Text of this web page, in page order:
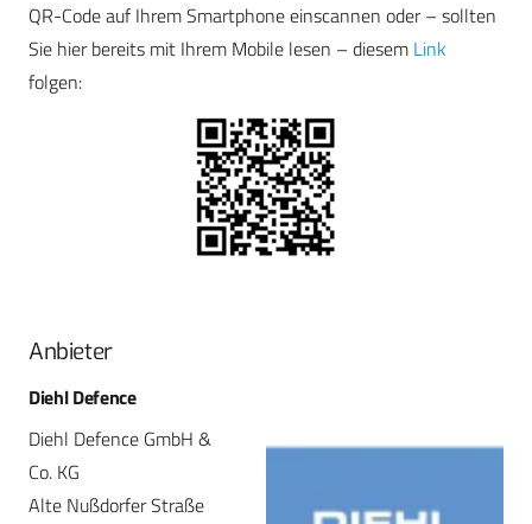
QR-Code auf Ihrem Smartphone einscannen oder – sollten
Sie hier bereits mit Ihrem Mobile lesen – diesem Link
folgen:
Anbieter
Diehl Defence
Diehl Defence GmbH &
Co. KG
Alte Nußdorfer Straße